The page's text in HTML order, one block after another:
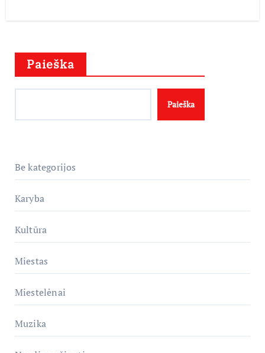
Paieška
Paieška
Be kategorijos
Karyba
Kultūra
Miestas
Miestelėnai
Muzika